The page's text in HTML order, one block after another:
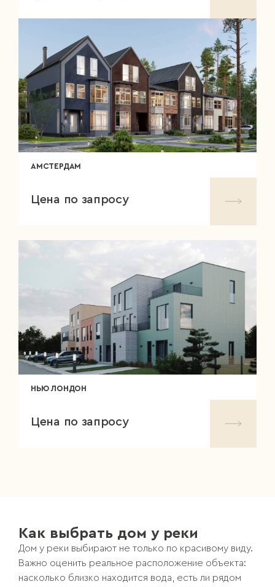
АМСТЕРДАМ
Цена по запросу
НЬЮ ЛОНДОН
Цена по запросу
Как выбрать дом у реки
Дом у реки выбирают не только по красивому виду.
Важно оценить реальное расположение объекта:
насколько близко находится вода, есть ли рядом